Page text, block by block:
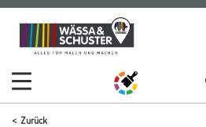
Zum
Inhalt
Zum
Navigationsmenü
Zurück